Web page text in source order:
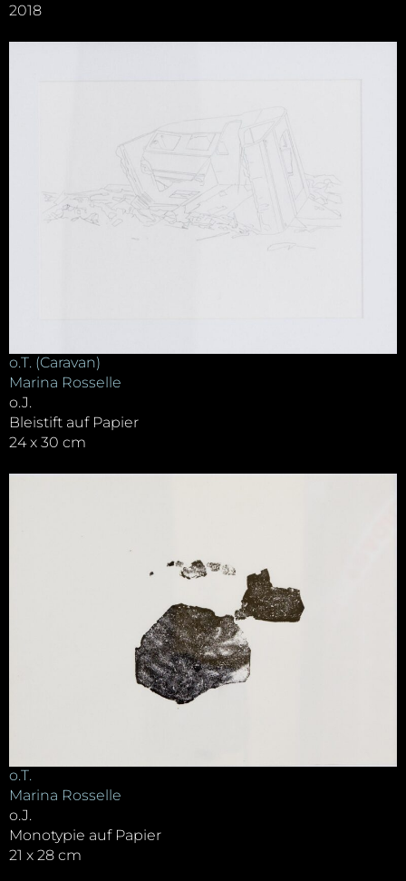
2018
o.T. (Caravan)
Marina Rosselle
o.J.
Bleistift auf Papier
24 x 30 cm
o.T.
Marina Rosselle
o.J.
Monotypie auf Papier
21 x 28 cm